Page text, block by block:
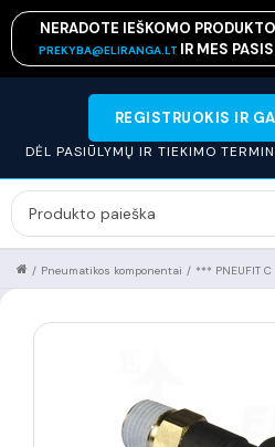
NERADOTE IEŠKOMO
PREKYBA@ELIRANGA.LT IR MES
REGISTRUOKIS IR
DĖL PASIŪLYMŲ IR TIEKIMO
*** PNEUFIT
/
Pneumatikos komponentai
/